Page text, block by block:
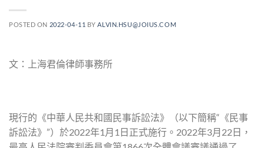
POSTED ON 2022-04-11 BY ALVIN.HSU@JOIUS.COM
文：上海君倫律師事務所
現行的《中華人民共和國民事訴訟法》（以下簡稱“《民事
訴訟法》”）於2022年1月1日正式施行。2022年3月22日，